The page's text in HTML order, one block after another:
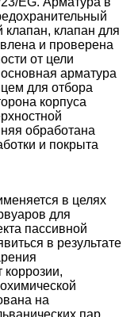
клапан, клапан для
и проверена
от цели
арматура
для отбора
корпуса
обработана
и покрыта
в целях
для
пассивной
в результате
коррозии,
на